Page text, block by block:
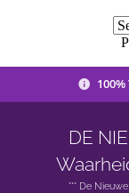
100%
DE
*** De